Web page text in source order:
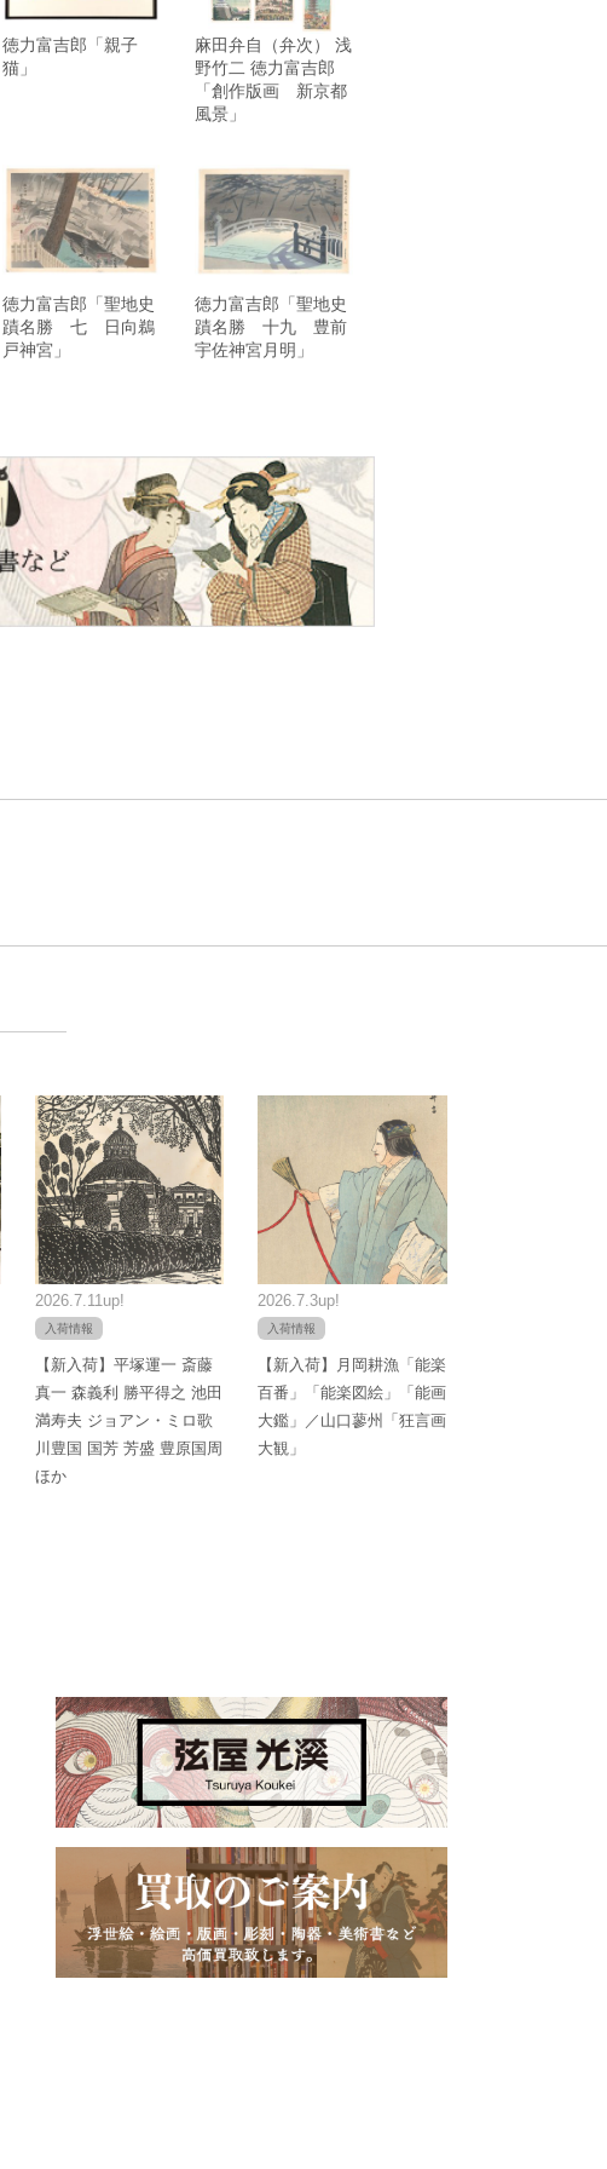
徳力富吉郎「親子
猫」
麻田弁自（弁次） 浅
野竹二 徳力富吉郎
「創作版画 新京都
風景」
徳力富吉郎「聖地史
蹟名勝 七 日向鵜
戸神宮」
徳力富吉郎「聖地史
蹟名勝 十九 豊前
宇佐神宮月明」
2026.7.11up!
入荷情報
【新入荷】平塚運一 斎藤
真一 森義利 勝平得之 池田
満寿夫 ジョアン・ミロ歌
川豊国 国芳 芳盛 豊原国周
ほか
2026.7.3up!
入荷情報
【新入荷】月岡耕漁「能楽
百番」「能楽図絵」「能画
大鑑」／山口蓼州「狂言画
大観」